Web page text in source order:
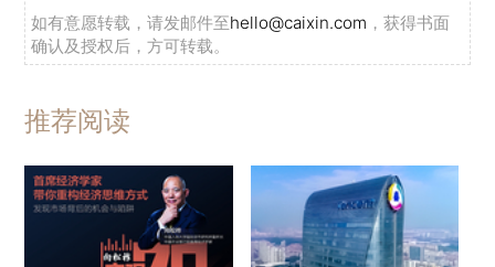
如有意愿转载，请发邮件至hello@caixin.com ，获得书面
确认及授权后，方可转载。
推荐阅读